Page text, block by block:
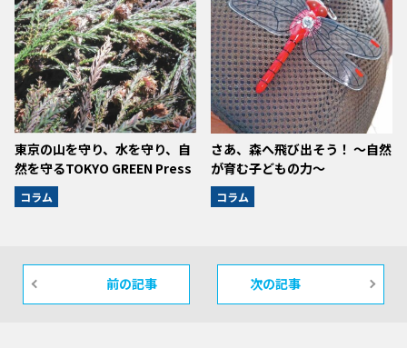
東京の山を守り、水を守り、自
然を守るTOKYO GREEN Press
コラム
さあ、森へ飛び出そう！ ～自然
が育む子どもの力～
コラム
前の記事 次の記事